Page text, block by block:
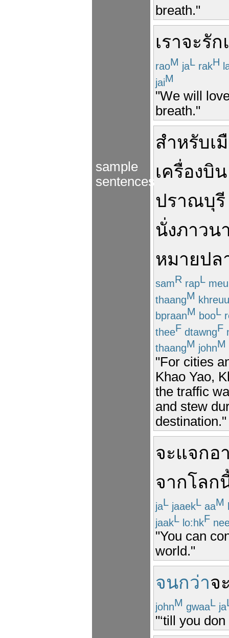
sample
sentences
breath."
เราจะรัก
raoM jaL rakH
jaiM
"We will
breath."
สำหรับเ
เครื่องบิน
ปราณบุรี
นั่งภาวน
หมายปล
samR rapL
thaangM
bpraanM booL
theeF dtawngF
thaangM johnM
"For cities
Khao Yao,
the traffic
and stew
destination."
จะแจกอ
จากโลก
jaL jaaekL aaM
jaakL lo:hkF
"You can
world."
จนกว่าจ
johnM gwaaL ja
"‘till you